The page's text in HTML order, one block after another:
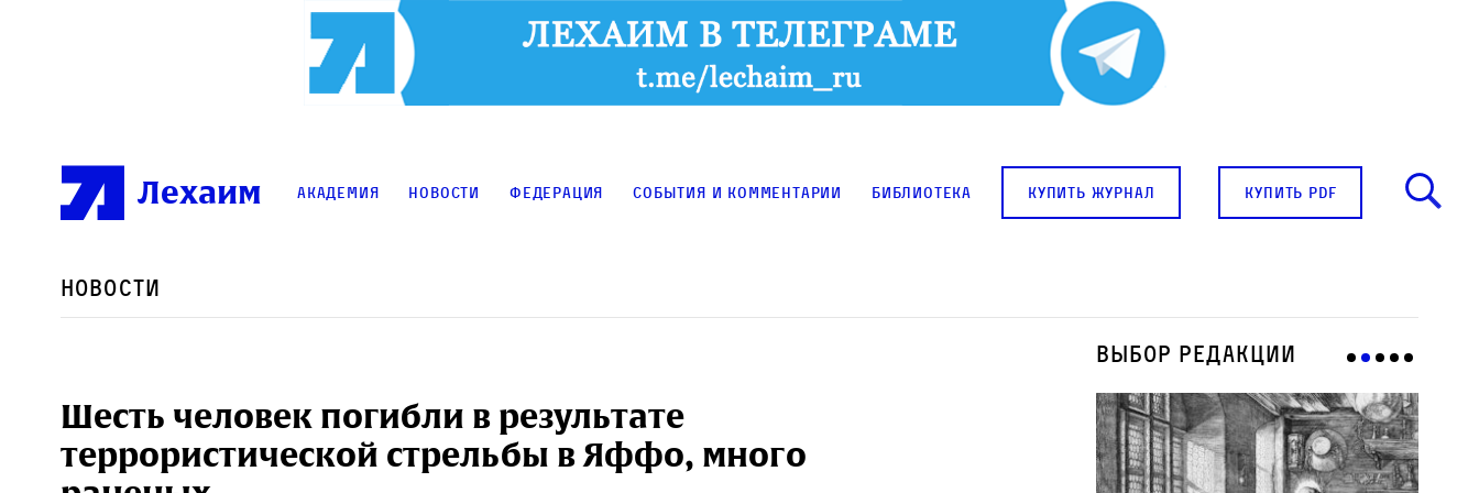
Лехаим Академия Новости Федерация События и комментарии Библиотека купить журнал купить pdf
Новости
Шесть человек погибли в результате
террористической стрельбы в Яффо, много
Выбор редакции